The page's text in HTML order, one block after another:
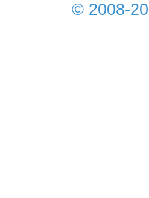
© 2008-